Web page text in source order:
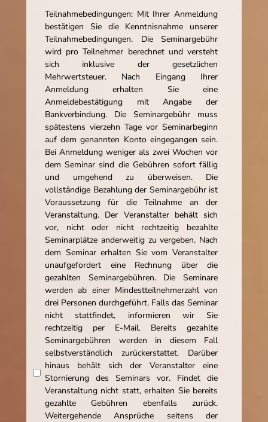
Teilnahmebedingungen: Mit Ihrer Anmeldung
bestätigen Sie die Kenntnisnahme unserer
Teilnahmebedingungen. Die Seminargebühr
wird pro Teilnehmer berechnet und versteht
sich inklusive der gesetzlichen
Mehrwertsteuer. Nach Eingang Ihrer
Anmeldung erhalten Sie eine
Anmeldebestätigung mit Angabe der
Bankverbindung. Die Seminargebühr muss
spätestens vierzehn Tage vor Seminarbeginn
auf dem genannten Konto eingegangen sein.
Bei Anmeldung weniger als zwei Wochen vor
dem Seminar sind die Gebühren sofort fällig
und umgehend zu überweisen. Die
vollständige Bezahlung der Seminargebühr ist
Voraussetzung für die Teilnahme an der
Veranstaltung. Der Veranstalter behält sich
vor, nicht oder nicht rechtzeitig bezahlte
Seminarplätze anderweitig zu vergeben. Nach
dem Seminar erhalten Sie vom Veranstalter
unaufgefordert eine Rechnung über die
gezahlten Seminargebühren. Die Seminare
werden ab einer Mindestteilnehmerzahl von
drei Personen durchgeführt. Falls das Seminar
nicht stattfindet, informieren wir Sie
rechtzeitig per E-Mail. Bereits gezahlte
Seminargebühren werden in diesem Fall
selbstverständlich zurückerstattet. Darüber
hinaus behält sich der Veranstalter eine
Stornierung des Seminars vor. Findet die
Veranstaltung nicht statt, erhalten Sie bereits
gezahlte Gebühren ebenfalls zurück.
Weitergehende Ansprüche seitens der